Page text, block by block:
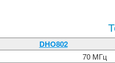
DHO802
70 MГц